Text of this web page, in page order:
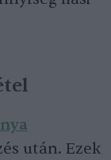
után. Ezek